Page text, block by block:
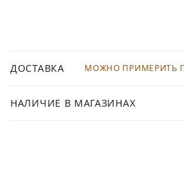
ДОСТАВКА МОЖНО ПРИМЕРИТЬ
НАЛИЧИЕ В МАГАЗИНАХ